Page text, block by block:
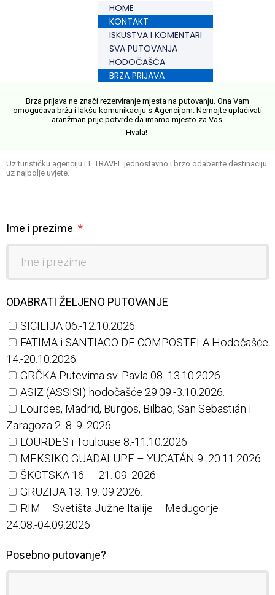
HOME
KONTAKT
ISKUSTVA I KOMENTARI
SVA PUTOVANJA
HODOČAŠĆA
BRZA PRIJAVA
Brza prijava ne znači rezerviranje mjesta na putovanju. Ona Vam
omogućava bržu i lakšu komunikaciju s Agencijom. Nemojte uplaćivati
aranžman prije potvrde da imamo mjesto za Vas.
Hvala!
Uz turističku agenciju LL TRAVEL jednostavno i brzo odaberite destinaciju
uz najbolje uvjete.
Ime i prezime
ODABRATI ŽELJENO PUTOVANJE
SICILIJA 06.-12.10.2026.
FATIMA i SANTIAGO DE COMPOSTELA Hodočašće
14.-20.10.2026.
GRČKA Putevima sv. Pavla 08.-13.10.2026.
ASIZ (ASSISI) hodočašće 29.09.-3.10.2026.
Lourdes, Madrid, Burgos, Bilbao, San Sebastián i
Zaragoza 2.-8. 9. 2026.
LOURDES i Toulouse 8.-11.10.2026.
MEKSIKO GUADALUPE – YUCATÁN 9.-20.11.2026.
ŠKOTSKA 16. – 21. 09. 2026.
GRUZIJA 13.-19. 09.2026.
RIM – Svetišta Južne Italije – Međugorje
24.08.-04.09.2026.
Posebno putovanje?